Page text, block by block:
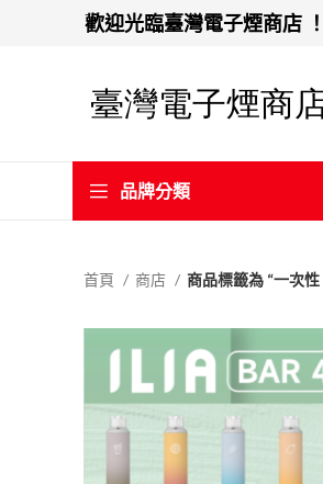
歡迎光臨臺灣電子煙商店 ！
品牌分類
首頁 商店 商品標籤為 “一次性